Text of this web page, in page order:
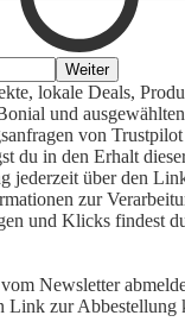
Weiter
lokale Deals,
und
von
du in den Erhalt
jederzeit über den
zur
und Klicks findest
Newsletter
Link zur Abbestellung